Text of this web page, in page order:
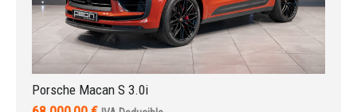
Porsche Macan S 3.0i